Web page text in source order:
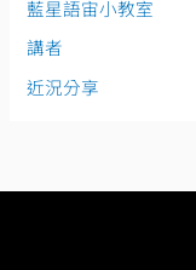
藍星語宙小教室
講者
近況分享